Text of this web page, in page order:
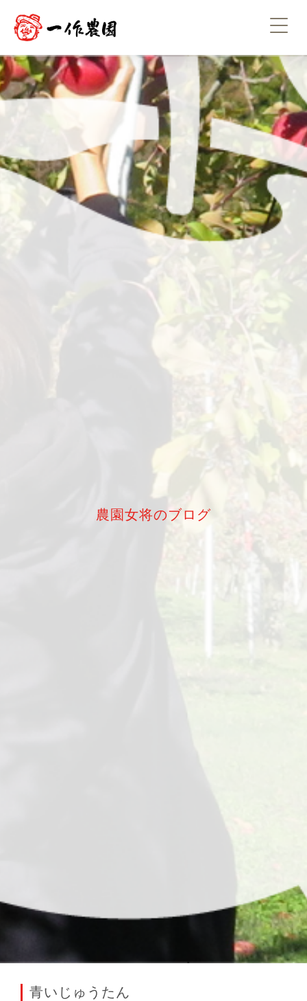
農園女将のブログ
青いじゅうたん